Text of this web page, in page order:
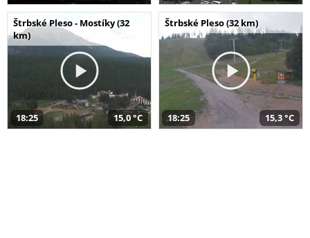
Štrbské Pleso - Mostíky (32
km)
18:25 15,0 °C
Štrbské Pleso (32 km)
18:25 15,3 °C